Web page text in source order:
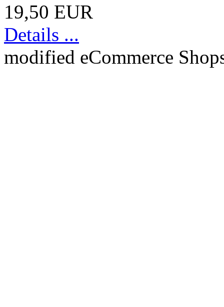
19,50 EUR
Details ...
modified eCommerce